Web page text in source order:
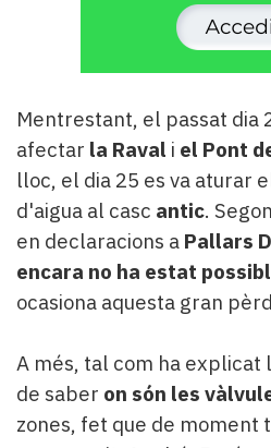
Mentrestant, el passat dia
afectar la Raval i el Pont
lloc, el dia 25 es va aturar
d'aigua al casc antic.
en declaracions a Pallars
encara no ha estat
ocasiona aquesta gran
A més, tal com ha
de saber on són les
zones, fet que de moment